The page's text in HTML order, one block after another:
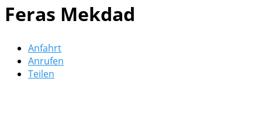
Feras Mekdad
Anfahrt
Anrufen
Teilen